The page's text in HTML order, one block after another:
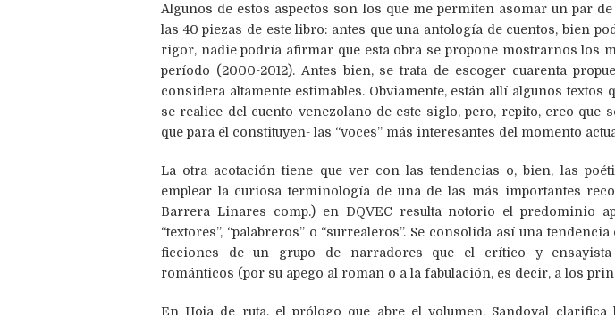
Algunos de estos aspectos son los que me permiten asomar un par
las 40 piezas de este libro: antes que una antología de cuentos, bien
rigor, nadie podría afirmar que esta obra se propone mostrarnos los
período (2000-2012). Antes bien, se trata de escoger cuarenta
considera altamente estimables. Obviamente, están allí algunos
se realice del cuento venezolano de este siglo, pero, repito, creo
que para él constituyen- las “voces” más interesantes del momento
La otra acotación tiene que ver con las tendencias o, bien, las
emplear la curiosa terminología de una de las más importantes
Barrera Linares comp.) en DQVEC resulta notorio el predominio
“textores”, “palabreros” o “surrealeros”. Se consolida así una
ficciones de un grupo de narradores que el crítico y ensayista
románticos (por su apego al roman o a la fabulación, es decir, a los
En Hoja de ruta, el prólogo que abre el volumen, Sandoval